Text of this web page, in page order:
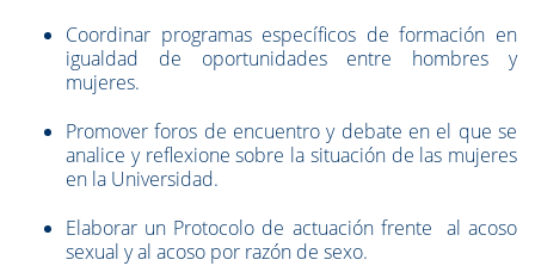
Coordinar programas específicos de formación en
igualdad de oportunidades entre hombres y
mujeres.
Promover foros de encuentro y debate en el que se
analice y reflexione sobre la situación de las mujeres
en la Universidad.
Elaborar un Protocolo de actuación frente al acoso
sexual y al acoso por razón de sexo.